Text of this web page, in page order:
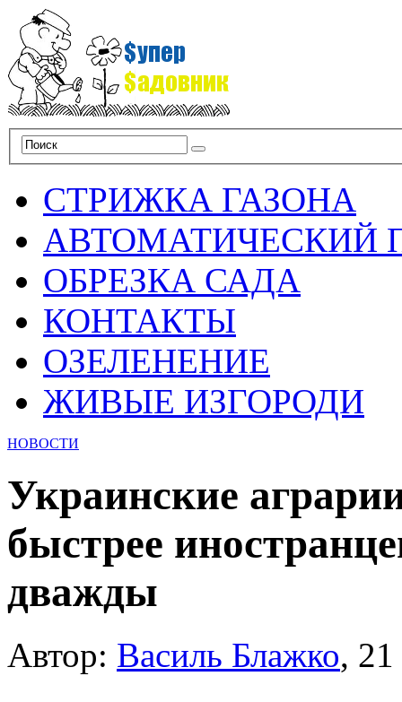
СТРИЖКА ГАЗОНА
АВТОМАТИЧЕСКИЙ
ОБРЕЗКА САДА
КОНТАКТЫ
ОЗЕЛЕНЕНИЕ
ЖИВЫЕ ИЗГОРОДИ
НОВОСТИ
Украинские
быстрее
дважды
Автор: Василь Блажко,